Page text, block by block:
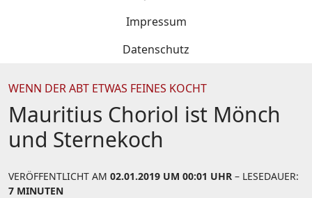
Impressum
Datenschutz
WENN DER ABT ETWAS FEINES KOCHT
Mauritius Choriol ist Mönch
und Sternekoch
VERÖFFENTLICHT AM 02.01.2019 UM 00:01 UHR – LESEDAUER:
7 MINUTEN